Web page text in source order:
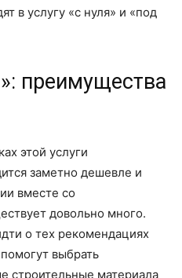
в услугу «с нуля» и «под
преимущества
этой услуги
заметно дешевле и
вместе со
довольно много.
о тех рекомендациях
выбрать
строительные материала